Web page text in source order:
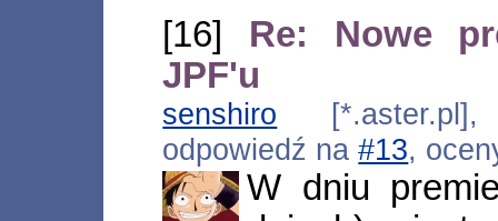
[16] Re: Nowe
JPF'u
senshiro [*.aster.pl],
odpowiedź na#13,
W dniu